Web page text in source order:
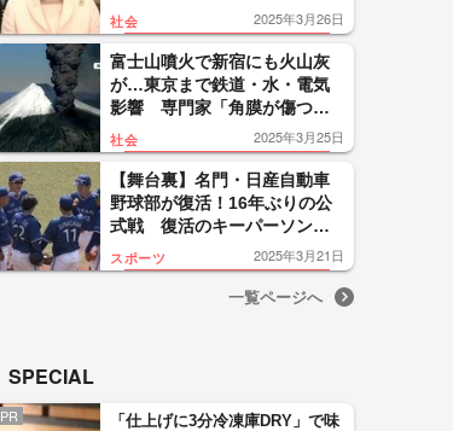
手・マルシア明かす“聞き上手
っぷり”
社会 2025年3月26日
富士山噴火で新宿にも火山灰
が…東京まで鉄道・水・電気
影響 専門家「角膜が傷つい
たり、呼吸器の疾患が悪化す
る可能性」
社会 2025年3月25日
【舞台裏】名門・日産自動車
野球部が復活！16年ぶりの公
式戦 復活のキーパーソン語
る“野球の重要性” 日産社員
「胸が熱く」
スポーツ 2025年3月21日
一覧ページへ
SPECIAL
PR
「仕上げに3分冷凍庫DRY」で味